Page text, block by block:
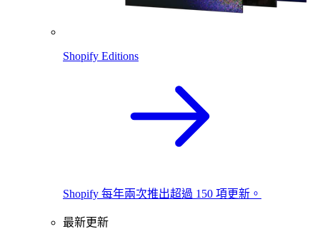
Shopify Editions
Shopify 每年兩次推出超過 150 項更新。
最新更新